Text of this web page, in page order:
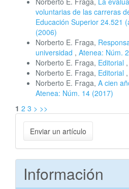
voluntarias de las carreras
Educación Superior 24.521
(2006)
Norberto E. Fraga,
universidad , Atenea: Núm.
Norberto E. Fraga, Editorial ,
Norberto E. Fraga, Editorial ,
Norberto E. Fraga, A cien
Atenea: Núm. 14 (2017)
1 2 3 > >>
Enviar
un
artículo
Enviar un artículo
Información